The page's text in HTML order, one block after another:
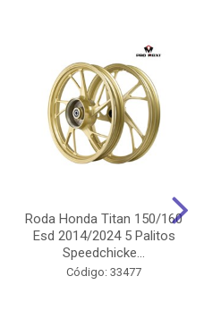
Roda Honda Titan 150/160
Esd 2014/2024 5 Palitos
Speedchicke...
Código: 33477